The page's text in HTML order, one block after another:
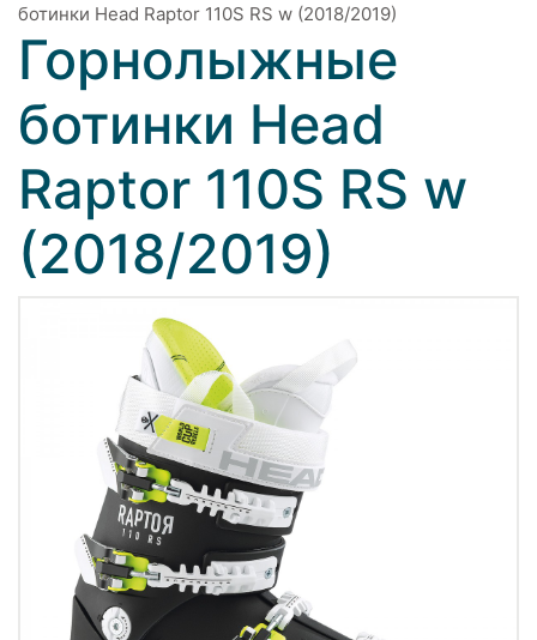
ботинки Head Raptor 110S RS w (2018/2019)
Горнолыжные
ботинки Head
Raptor 110S RS w
(2018/2019)